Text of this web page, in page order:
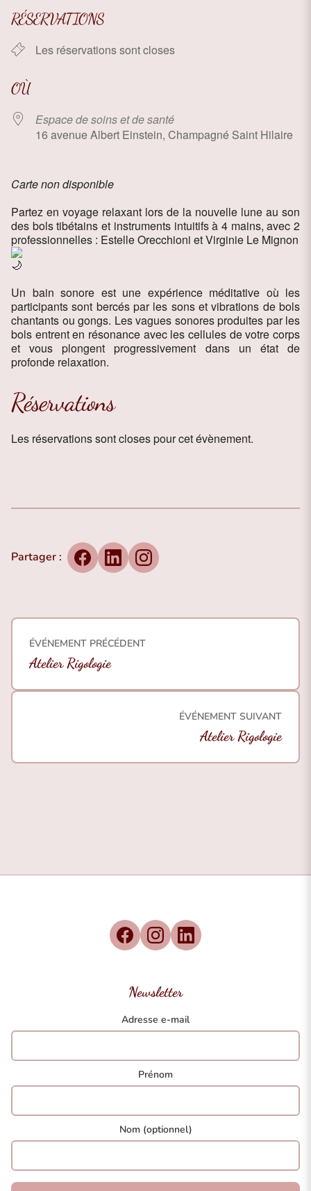
RÉSERVATIONS
Les réservations sont closes
OÙ
Espace de soins et de santé
16 avenue Albert Einstein, Champagné Saint Hilaire
Carte non disponible
Partez en voyage relaxant lors de la nouvelle lune au son
des bols tibétains et instruments intuitifs à 4 mains, avec 2
professionnelles : Estelle Orecchioni et Virginie Le Mignon
Un bain sonore est une expérience méditative où les
participants sont bercés par les sons et vibrations de bols
chantants ou gongs. Les vagues sonores produites par les
bols entrent en résonance avec les cellules de votre corps
et vous plongent progressivement dans un état de
profonde relaxation.
Réservations
Les réservations sont closes pour cet évènement.
Partager :
FacebookLinkedInInstagram
ÉVÉNEMENT PRÉCÉDENT
Atelier Rigologie
ÉVÉNEMENT SUIVANT
Atelier Rigologie
Newsletter
Adresse e-mail
Prénom
Nom (optionnel)